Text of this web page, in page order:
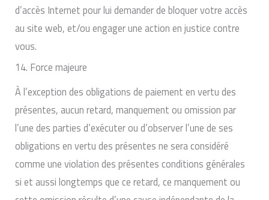
d’accès Internet pour lui demander de bloquer votre accès
au site web, et/ou engager une action en justice contre
vous.
14. Force majeure
À l’exception des obligations de paiement en vertu des
présentes, aucun retard, manquement ou omission par
l’une des parties d’exécuter ou d’observer l’une de ses
obligations en vertu des présentes ne sera considéré
comme une violation des présentes conditions générales
si et aussi longtemps que ce retard, ce manquement ou